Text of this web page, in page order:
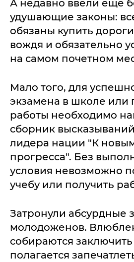
А недавно ввели еще
удушающие законы:
обязаны купить
вождя и обязательно
на самом почетном
Мало того, для
экзамена в школе или
работы необходимо
сборник
лидера нации "К
прогресса". Без
условия невозможно
учебу или получить
Затронули абсурдные
молодоженов.
собираются заключить
полагается